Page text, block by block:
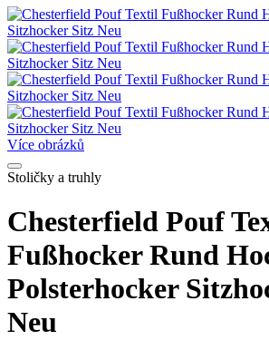
Více obrázků
Stoličky a truhly
Chesterfield Pouf
Fußhocker Rund
Polsterhocker
Neu